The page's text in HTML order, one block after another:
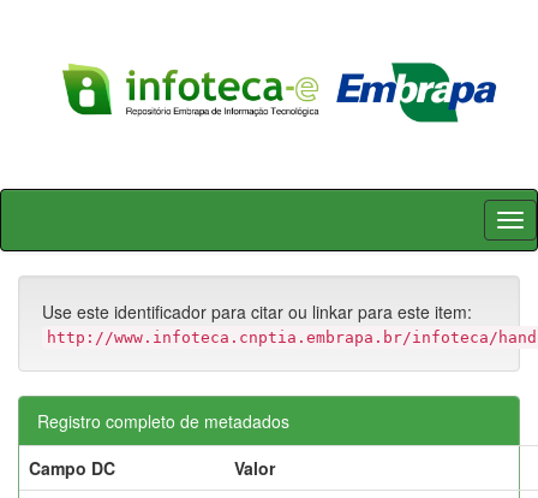
Skip
Use este identificador para citar ou linkar para este item:
http://www.infoteca.cnptia.embrapa.br/infoteca/
Registro completo de metadados
Campo DC
Valor